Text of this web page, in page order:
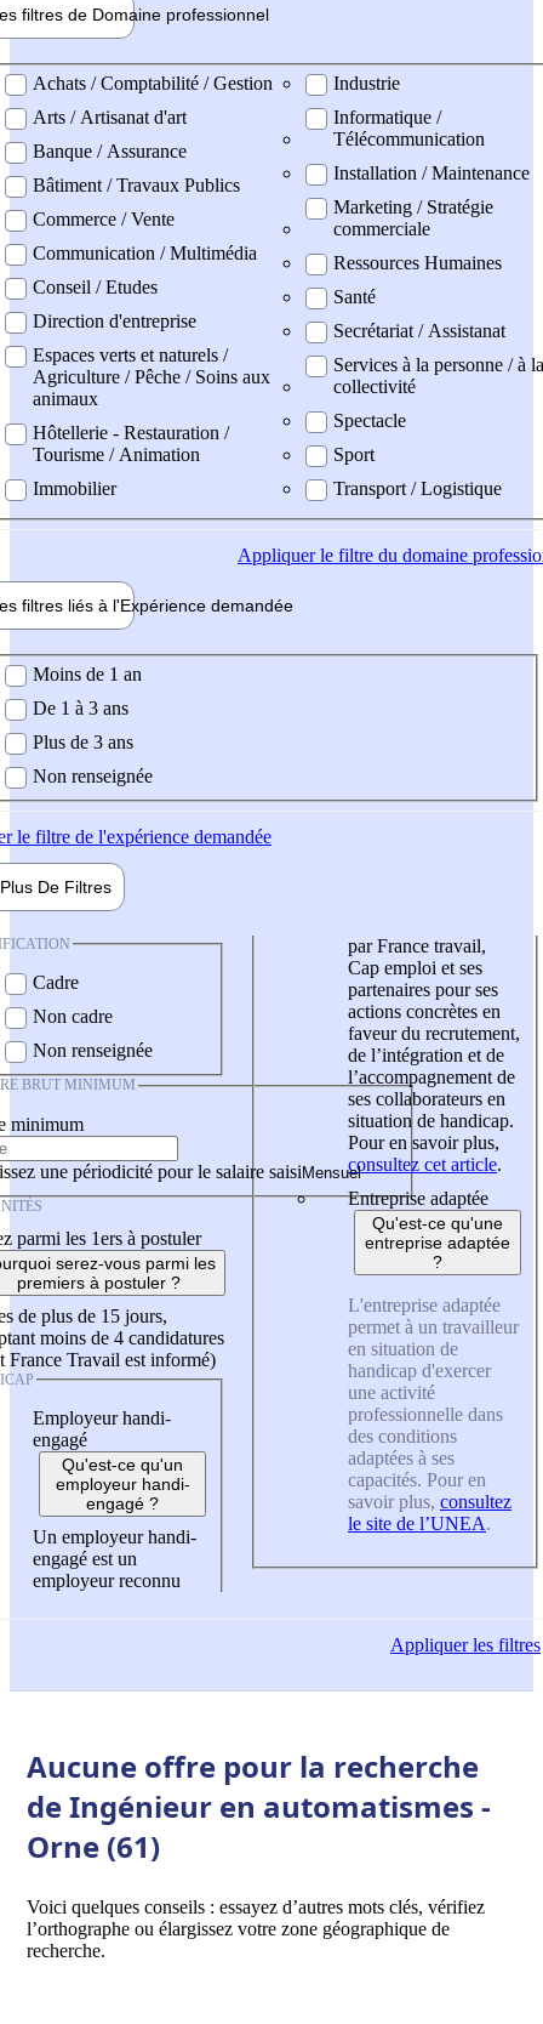
filtres de Domaine professionnel
professionel
Achats / Comptabilité / Gestion
Arts / Artisanat d'art
Banque / Assurance
Bâtiment / Travaux Publics
Commerce / Vente
Communication / Multimédia
Conseil / Etudes
Direction d'entreprise
Espaces verts et naturels /
Agriculture / Pêche / Soins aux
animaux
Hôtellerie - Restauration /
Tourisme / Animation
Immobilier
Industrie
Informatique /
Télécommunication
Installation / Maintenance
Marketing / Stratégie
commerciale
Ressources Humaines
Santé
Secrétariat / Assistanat
Services à la personne / à la
collectivité
Spectacle
Sport
Transport / Logistique
Appliquerle filtre du domaine
filtres liés à l'Expérience demandée
demandée
Moins de 1 an
De 1 à 3 ans
Plus de 3 ans
Non renseignée
le filtre de l'expérience demandée
Plus De Filtres
Cadre
Non cadre
Non renseignée
BRUT MINIMUM
minimum
une périodicité pour le salaire saisi
parmi les 1ers à postuler
serez-vous parmi les
premiers à postuler ?
de plus de 15 jours,
moins de 4 candidatures
France Travail est informé)
Employeur handi-
engagé
Qu'est-ce qu'un
employeur handi-
engagé ?
Un employeur handi-
engagé est un
employeur reconnu
par France travail,
Cap emploi et ses
partenaires pour ses
actions concrètes en
faveur du recrutement,
de l’intégration et de
l’accompagnement de
ses collaborateurs en
situation de handicap.
Pour en savoir plus,
consultez cet article.
Entreprise adaptée
Qu'est-ce qu'une
entreprise adaptée
?
L'entreprise adaptée
permet à un travailleur
en situation de
handicap d'exercer
une activité
professionnelle dans
des conditions
adaptées à ses
capacités. Pour en
savoir plus, consultez
le site de l’UNEA.
Appliquerles filtres
Aucune offre pour la recherche
de Ingénieur en automatismes -
Orne (61)
Voici quelques conseils : essayez d’autres mots clés, vérifiez
l’orthographe ou élargissez votre zone géographique de
recherche.